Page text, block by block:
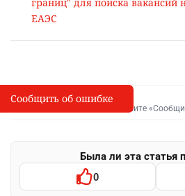
ЕАЭС
I
Сообщить об опечатке
Выделите фрагмент и нажмите
Была ли эта статья
0
Сообщить об ошибке